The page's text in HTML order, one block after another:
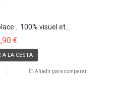
100% visuel et...
€
A LA CESTA
Añadir para comparar